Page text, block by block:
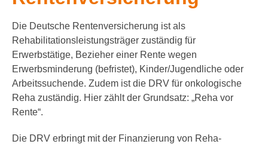
Die Deutsche Rentenversicherung ist als
Rehabilitationsleistungsträger zuständig für
Erwerbstätige, Bezieher einer Rente wegen
Erwerbsminderung (befristet), Kinder/Jugendliche oder
Arbeitssuchende. Zudem ist die DRV für onkologische
Reha zuständig. Hier zählt der Grundsatz: „Reha vor
Rente“.
Die DRV erbringt mit der Finanzierung von Reha-